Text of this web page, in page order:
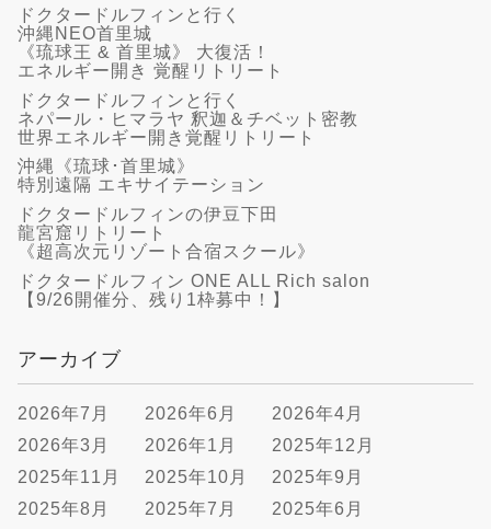
ドクタードルフィンと行く
沖縄NEO首里城
《琉球王 & 首里城》 大復活！
エネルギー開き 覚醒リトリート
ドクタードルフィンと行く
ネパール・ヒマラヤ 釈迦＆チベット密教
世界エネルギー開き覚醒リトリート
沖縄《琉球･首里城》
特別遠隔 エキサイテーション
ドクタードルフィンの伊豆下田
龍宮窟リトリート
《超高次元リゾート合宿スクール》
ドクタードルフィン ONE ALL Rich salon
【9/26開催分、残り1枠募中！】
アーカイブ
2026年7月 2026年6月
2026年4月
2026年3月
2026年1月
2025年12月
2025年11月
2025年10月
2025年9月
2025年8月
2025年7月
2025年6月